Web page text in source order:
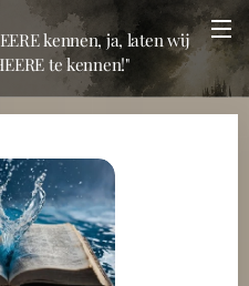
kennen, ja, laten wij
te kennen!"